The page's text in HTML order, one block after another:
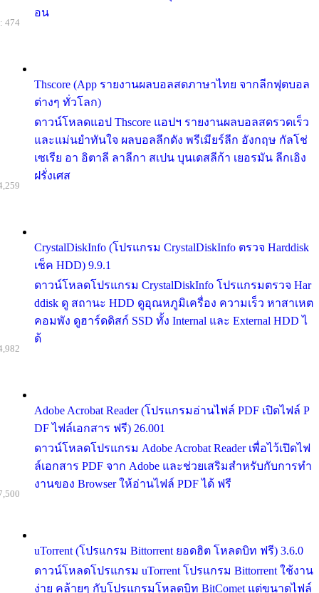
อน
Thscore (App รายงานผลบอลสดภาษาไทย จากลีกฟุตบอล
ต่างๆ ทั่วโลก)
ดาวน์โหลดแอป Thscore แอปฯ รายงานผลบอลสดรวดเร็ว
และแม่นยำทันใจ ผลบอลลีกดัง พรีเมียร์ลีก อังกฤษ กัลโช่
เซเรีย อา อิตาลี ลาลีกา สเปน บุนเดสลีก้า เยอรมัน ลีกเอิง
ฝรั่งเศส
474
CrystalDiskInfo (โปรแกรม CrystalDiskInfo ตรวจ Harddisk
เช็ค HDD) 9.9.1
ดาวน์โหลดโปรแกรม CrystalDiskInfo โปรแกรมตรวจ Har
ddisk ดู สถานะ HDD ดูอุณหภูมิเครื่อง ความเร็ว หาสาเหต
คอมพัง ดูฮาร์ดดิสก์ SSD ทั้ง Internal และ External HDD ไ
ด้
Adobe Acrobat Reader (โปรแกรมอ่านไฟล์ PDF เปิดไฟล์ P
DF ไฟล์เอกสาร ฟรี) 26.001
ดาวน์โหลดโปรแกรม Adobe Acrobat Reader เพื่อไว้เปิดไฟ
ล์เอกสาร PDF จาก Adobe และช่วยเสริมสำหรับกับการทำ
งานของ Browser ให้อ่านไฟล์ PDF ได้ ฟรี
uTorrent (โปรแกรม Bittorrent ยอดฮิต โหลดบิท ฟรี) 3.6.0
ดาวน์โหลดโปรแกรม uTorrent โปรแกรม Bittorrent ใช้งาน
ง่าย คล้ายๆ กับโปรแกรมโหลดบิท BitComet แต่ขนาดไฟล์